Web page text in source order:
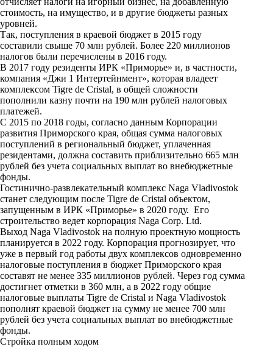
стоимость, на имущество, и в другие бюджеты разных
уровней.
Так, поступления в краевой бюджет в 2015 году
составили свыше 70 млн рублей. Более 220 миллионов
налогов были перечислены в 2016 году.
В 2017 году резиденты ИРК «Приморье» и, в частности,
компания «Джи 1 Интертейнмент», которая владеет
комплексом Tigre de Cristal, в общей сложности
пополнили казну почти на 190 млн рублей налоговых
платежей.
С 2015 по 2018 годы, согласно данным Корпорации
развития Приморского края, общая сумма налоговых
поступлений в региональный бюджет, уплаченная
резидентами, должна составить приблизительно 665 млн
рублей без учета социальных выплат во внебюджетные
фонды.
Гостинично-развлекательный комплекс Naga Vladivostok
станет следующим после Tigre de Cristal объектом,
запущенным в ИРК «Приморье» в 2020 году. Его
строительство ведет корпорация Naga Corp. Ltd.
Выход Naga Vladivostok на полную проектную мощность
планируется в 2022 году. Корпорация прогнозирует, что
уже в первый год работы двух комплексов одновременно
налоговые поступления в бюджет Приморского края
составят не менее 335 миллионов рублей. Через год сумма
достигнет отметки в 360 млн, а в 2022 году общие
налоговые выплаты Tigre de Cristal и Naga Vladivostok
пополнят краевой бюджет на сумму не менее 700 млн
рублей без учета социальных выплат во внебюджетные
фонды.
Стройка полным ходом